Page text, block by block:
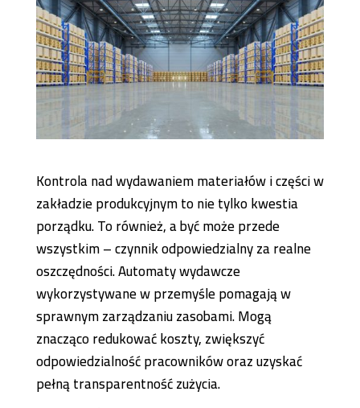
Kontrola nad wydawaniem materiałów i części w
zakładzie produkcyjnym to nie tylko kwestia
porządku. To również, a być może przede
wszystkim – czynnik odpowiedzialny za realne
oszczędności. Automaty wydawcze
wykorzystywane w przemyśle pomagają w
sprawnym zarządzaniu zasobami. Mogą
znacząco redukować koszty, zwiększyć
odpowiedzialność pracowników oraz uzyskać
pełną transparentność zużycia.